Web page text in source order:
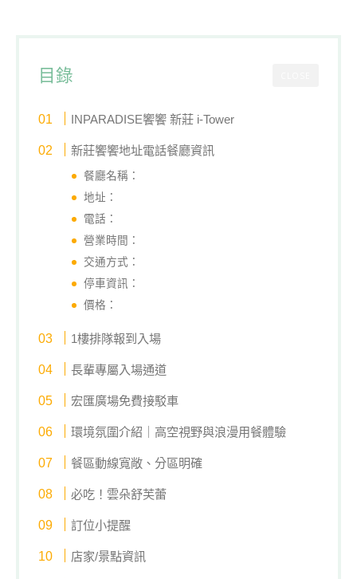
目錄
INPARADISE饗饗 新莊 i-Tower
新莊饗饗地址電話餐廳資訊
餐廳名稱：
地址：
電話：
營業時間：
交通方式：
停車資訊：
價格：
1樓排隊報到入場
長輩專屬入場通道
宏匯廣場免費接駁車
環境氛圍介紹｜高空視野與浪漫用餐體驗
餐區動線寬敞、分區明確
必吃！雲朵舒芙蕾
訂位小提醒
店家/景點資訊